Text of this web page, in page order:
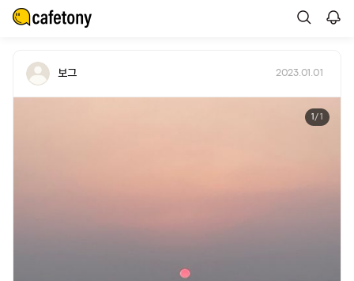
보그 2023.01.01
1 / 1